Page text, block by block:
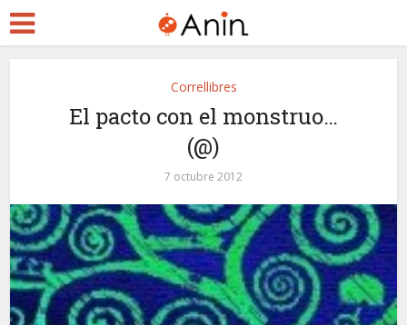
Correllibres
El pacto con el monstruo…
(@)
7 octubre 2012